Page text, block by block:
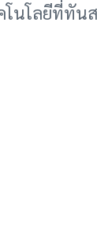
โนโลยีที่ทัน